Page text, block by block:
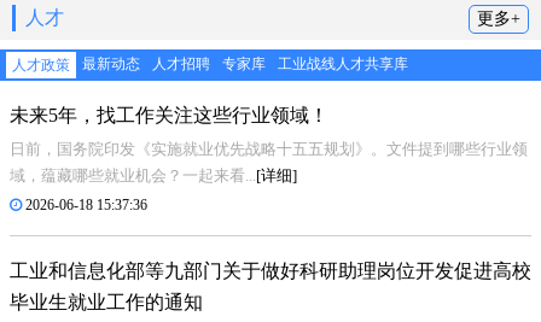
人才 更多+
人才政策 最新动态 人才招聘 专家库 工业战线人才共享库
未来5年，找工作关注这些行业领域！
日前，国务院印发《实施就业优先战略十五五规划》。文件提到哪些行业领
域，蕴藏哪些就业机会？一起来看... [详细]
2026-06-18 15:37:36
工业和信息化部等九部门关于做好科研助理岗位开发促进高校
毕业生就业工作的通知